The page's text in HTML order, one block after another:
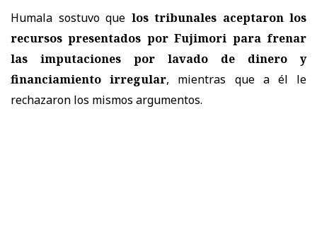
Humala sostuvo que los tribunales aceptaron los
recursos presentados por Fujimori para frenar
las imputaciones por lavado de dinero y
financiamiento irregular, mientras que a él le
rechazaron los mismos argumentos.